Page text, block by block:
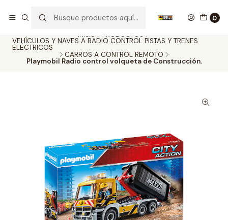
0
Inicio PRODUCTOS
VEHÍCULOS Y NAVES A RADIO CONTROL PISTAS Y TRENES
ELÉCTRICOS
CARROS A CONTROL REMOTO
Playmobil Radio control volqueta de Construcción.